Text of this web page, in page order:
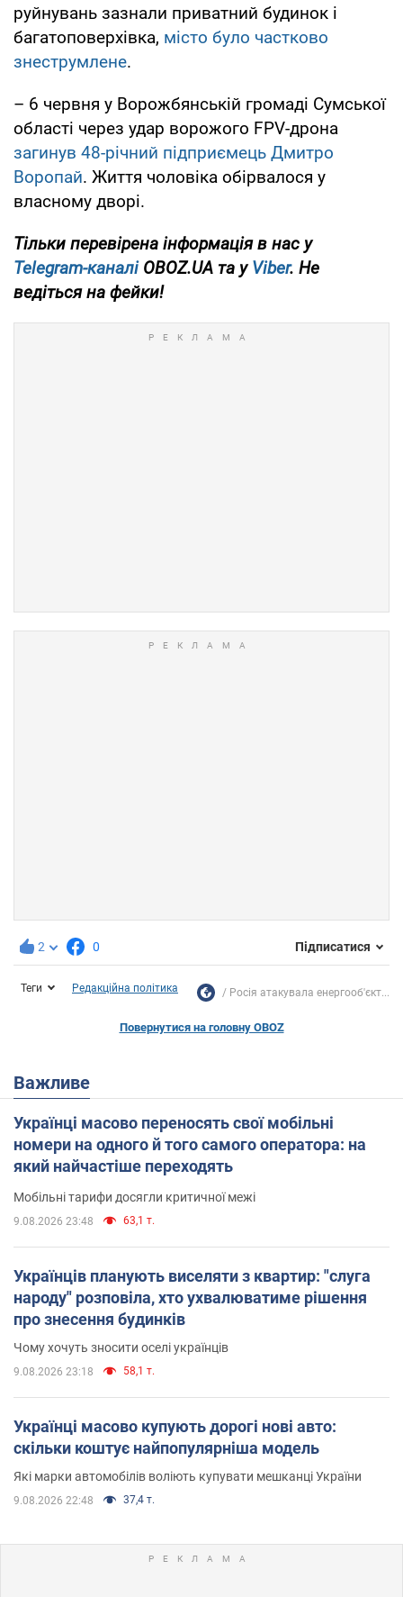
руйнувань зазнали приватний будинок і
багатоповерхівка, місто було частково
знеструмлене.
– 6 червня у Ворожбянській громаді Сумської
області через удар ворожого FPV-дрона
загинув 48-річний підприємець Дмитро
Воропай. Життя чоловіка обірвалося у
власному дворі.
Тільки перевірена інформація в нас у
Telegram-каналіOBOZ.UA та уViber. Не
ведіться на фейки!
2 0 Підписатися
Теги Редакційна політика Росія атакувала енергооб'єкт...
Повернутися на головну OBOZ
Важливе
Українці масово переносять свої мобільні
номери на одного й того самого оператора: на
який найчастіше переходять
Мобільні тарифи досягли критичної межі
9.08.2026 23:48 63,1 т.
Українців планують виселяти з квартир: "слуга
народу" розповіла, хто ухвалюватиме рішення
про знесення будинків
Чому хочуть зносити оселі українців
9.08.2026 23:18 58,1 т.
Українці масово купують дорогі нові авто:
скільки коштує найпопулярніша модель
Які марки автомобілів воліють купувати мешканці України
9.08.2026 22:48 37,4 т.